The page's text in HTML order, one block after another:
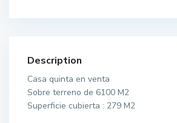
Description
Casa quinta en venta
Sobre terreno de 6100 M2
Superficie cubierta : 279 M2